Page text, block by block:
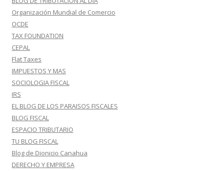
Organización Mundial de Comercio
OCDE
TAX FOUNDATION
CEPAL
Flat Taxes
IMPUESTOS Y MAS
SOCIOLOGIA FISCAL
IRS
EL BLOG DE LOS PARAISOS FISCALES
BLOG FISCAL
ESPACIO TRIBUTARIO
TU BLOG FISCAL
Blog de Dionicio Canahua
DERECHO Y EMPRESA